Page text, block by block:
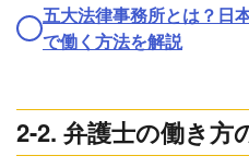
五大法律事務所とは？日
で働く方法を解説
2-2. 弁護士の働き方